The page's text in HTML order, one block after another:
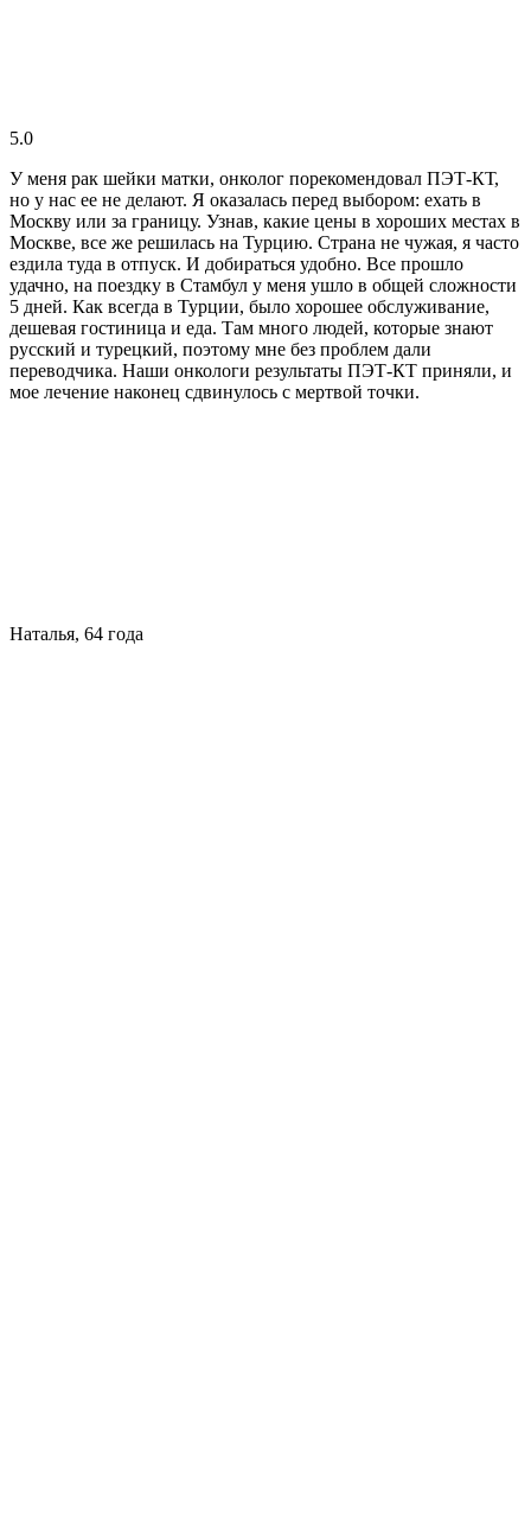
5.0
У меня рак шейки матки, онколог порекомендовал ПЭТ-КТ,
но у нас ее не делают. Я оказалась перед выбором: ехать в
Москву или за границу. Узнав, какие цены в хороших местах в
Москве, все же решилась на Турцию. Страна не чужая, я часто
ездила туда в отпуск. И добираться удобно. Все прошло
удачно, на поездку в Стамбул у меня ушло в общей сложности
5 дней. Как всегда в Турции, было хорошее обслуживание,
дешевая гостиница и еда. Там много людей, которые знают
русский и турецкий, поэтому мне без проблем дали
переводчика. Наши онкологи результаты ПЭТ-КТ приняли, и
мое лечение наконец сдвинулось с мертвой точки.
Наталья, 64 года